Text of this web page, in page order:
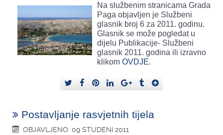
Na službenim stranicama Grada
Paga objavljen je Službeni
glasnik broj 6 za 2011. godinu.
Glasnik se može pogledat u
dijelu Publikacije- Službeni
glasnik 2011. godina ili izravno
klikom OVDJE.
Postavljanje rasvjetnih tijela
OBJAVLJENO: 09 STUDENI 2011